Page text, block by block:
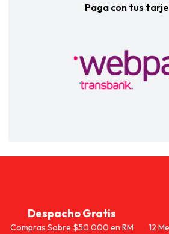
Paga con tus
Despacho Gratis
Compras Sobre $50.000 en RM 12